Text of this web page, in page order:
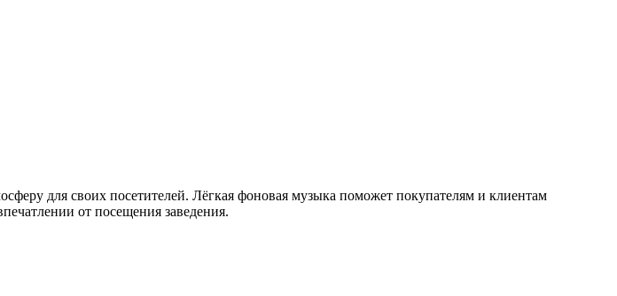
для своих посетителей. Лёгкая фоновая музыка поможет покупателям и клиентам
от посещения заведения.